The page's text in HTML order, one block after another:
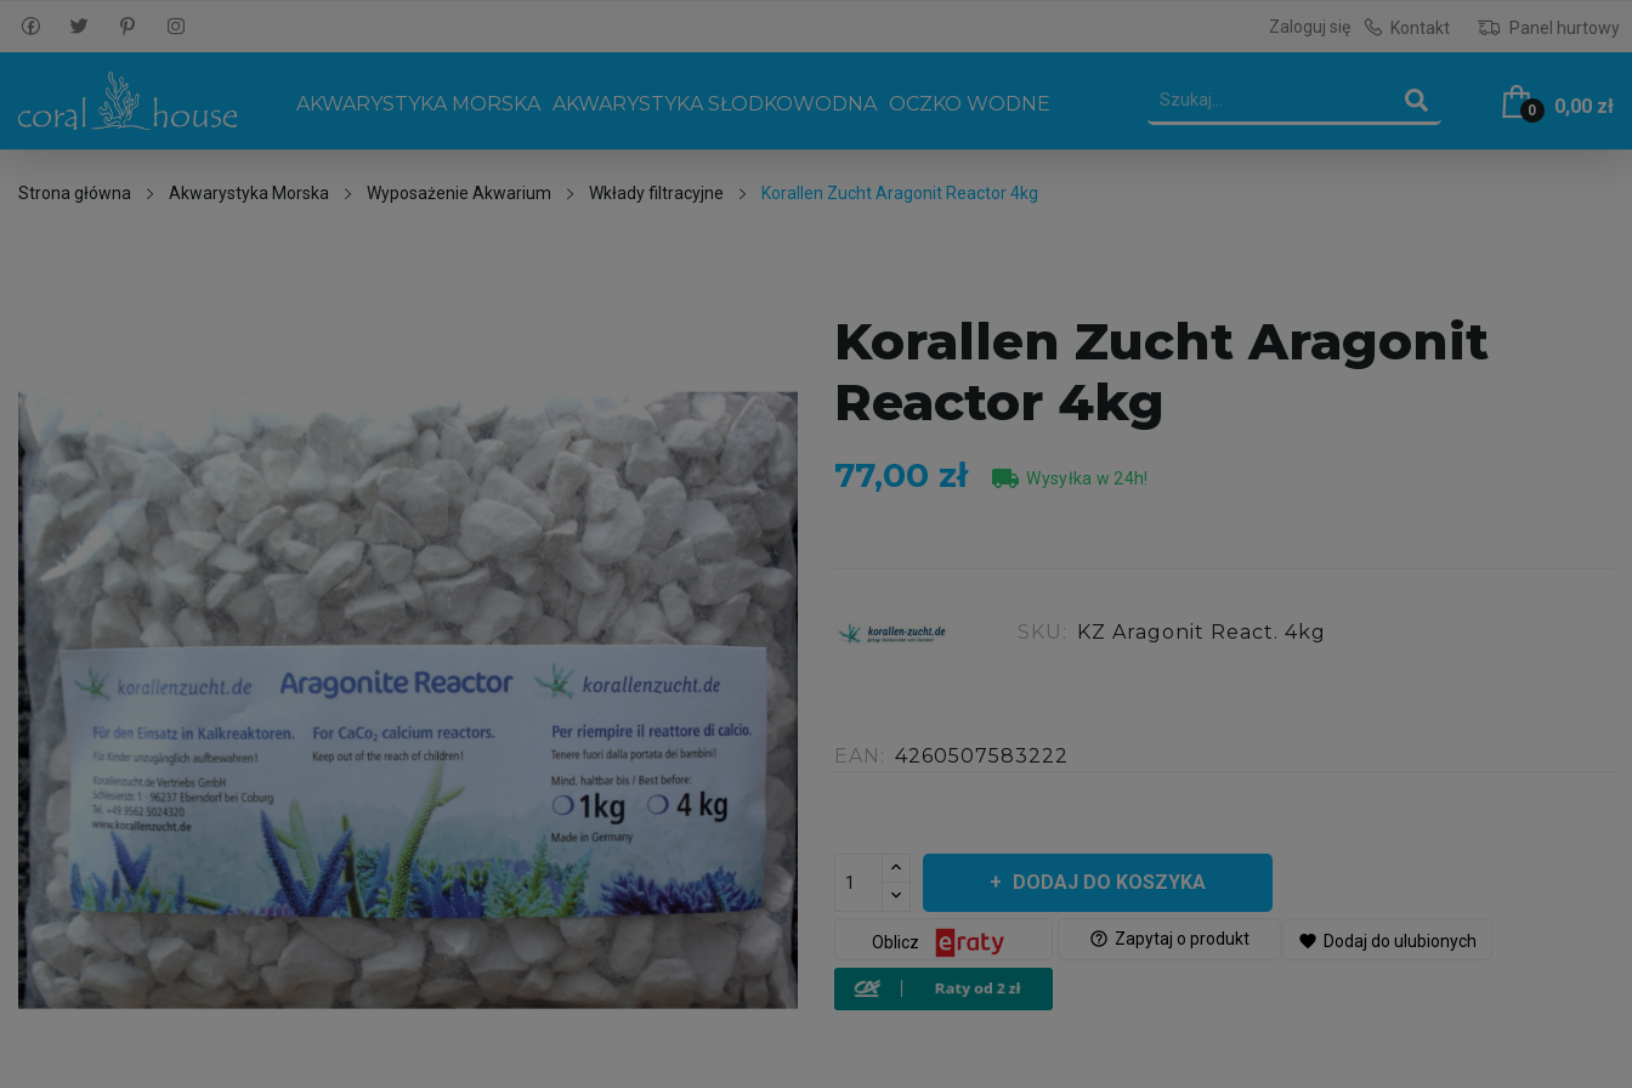
Zaloguj się Kontakt Panel hurtowy
AKWARYSTYKA MORSKA AKWARYSTYKA SŁODKOWODNA OCZKO WODNE 0 0,00 zł
Strona główna Akwarystyka Morska Wyposażenie Akwarium Wkłady filtracyjne Korallen Zucht Aragonit Reactor 4kg
Korallen Zucht Aragonit
Reactor 4kg
77,00 zł local_shipping Wysyłka w 24h!
SKU: KZ Aragonit React. 4kg
EAN: 4260507583222
DODAJ DO KOSZYKA
help_outline Zapytaj o produkt
Oblicz favorite Dodaj do ulubionych